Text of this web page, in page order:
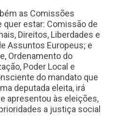
as Comissões
quer estar: Comissão de
Direitos, Liberdades e
Assuntos Europeus; e
Ordenamento do
Poder Local e
do mandato que
deputada eleita, irá
apresentou às eleições,
a justiça social